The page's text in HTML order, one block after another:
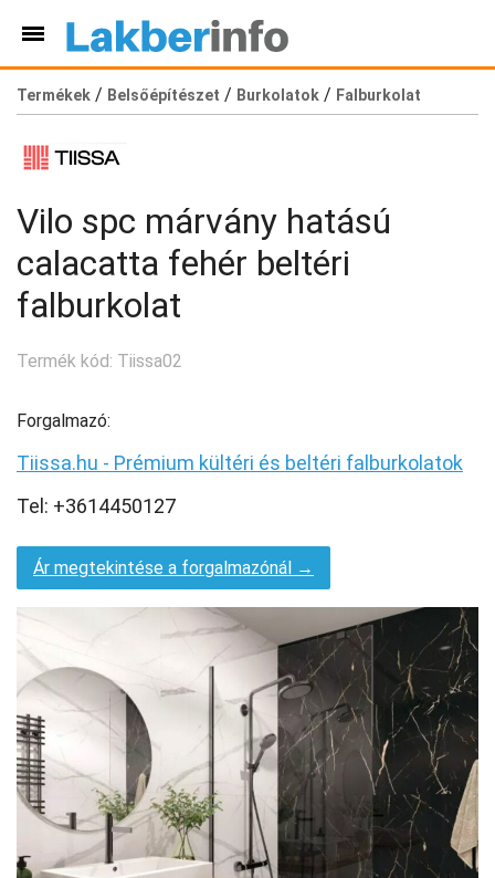
Termékek / Belsőépítészet / Burkolatok / Falburkolat
Vilo spc márvány hatású
calacatta fehér beltéri
falburkolat
Termék kód: Tiissa02
Forgalmazó:
Tiissa.hu - Prémium kültéri és beltéri falburkolatok
Tel: +3614450127
Ár megtekintése a forgalmazónál →